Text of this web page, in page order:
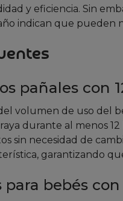
y eficiencia. Sin
indican que pueden
pañales con
volumen de uso del
durante al menos
sin necesidad de
garantizando
para bebés